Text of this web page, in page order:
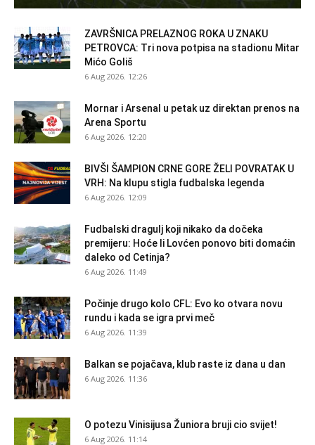
ZAVRŠNICA PRELAZNOG ROKA U ZNAKU
PETROVCA: Tri nova potpisa na stadionu Mitar
Mićo Goliš
6 Aug 2026. 12:26
Mornar i Arsenal u petak uz direktan prenos na
Arena Sportu
6 Aug 2026. 12:20
BIVŠI ŠAMPION CRNE GORE ŽELI POVRATAK U
VRH: Na klupu stigla fudbalska legenda
6 Aug 2026. 12:09
Fudbalski dragulj koji nikako da dočeka
premijeru: Hoće li Lovćen ponovo biti domaćin
daleko od Cetinja?
6 Aug 2026. 11:49
Počinje drugo kolo CFL: Evo ko otvara novu
rundu i kada se igra prvi meč
6 Aug 2026. 11:39
Balkan se pojačava, klub raste iz dana u dan
6 Aug 2026. 11:36
O potezu Vinisijusa Žuniora bruji cio svijet!
6 Aug 2026. 11:14